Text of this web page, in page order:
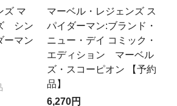
ズ マ
シン
ーマン
マーベル・レジェンズ ス
パイダーマン:ブランド・
ニュー・デイ コミック・
エディション マーベル
ズ・スコーピオン 【予約
品】
6,270円